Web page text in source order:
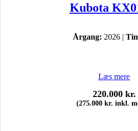
Kubota
Årgang: 2026 |
Læs mere
220.000 kr.
(275.000 kr. inkl.